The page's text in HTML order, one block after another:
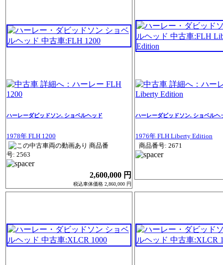
ハーレーダビッドソン. ショベルヘッド
1978年 FLH 1200
商品番
号: 2563
2,600,000 円
税込車体価格 2,860,000 円
ハーレーダビッドソン. ショベルヘ
1976年 FLH Liberty Edition
商品番号: 2671